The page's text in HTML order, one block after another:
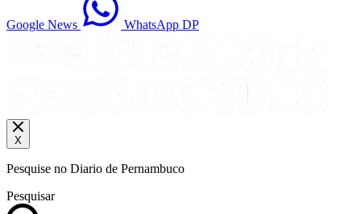
Google News WhatsApp DP
X
Pesquise no Diario de Pernambuco
Pesquisar